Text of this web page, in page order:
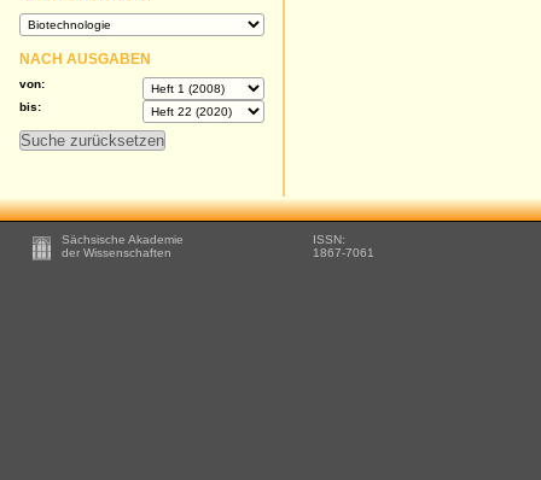
NACH AUSGABEN
von:
bis:
Footer
Sächsische Akademie
der Wissenschaften
ISSN:
1867-7061